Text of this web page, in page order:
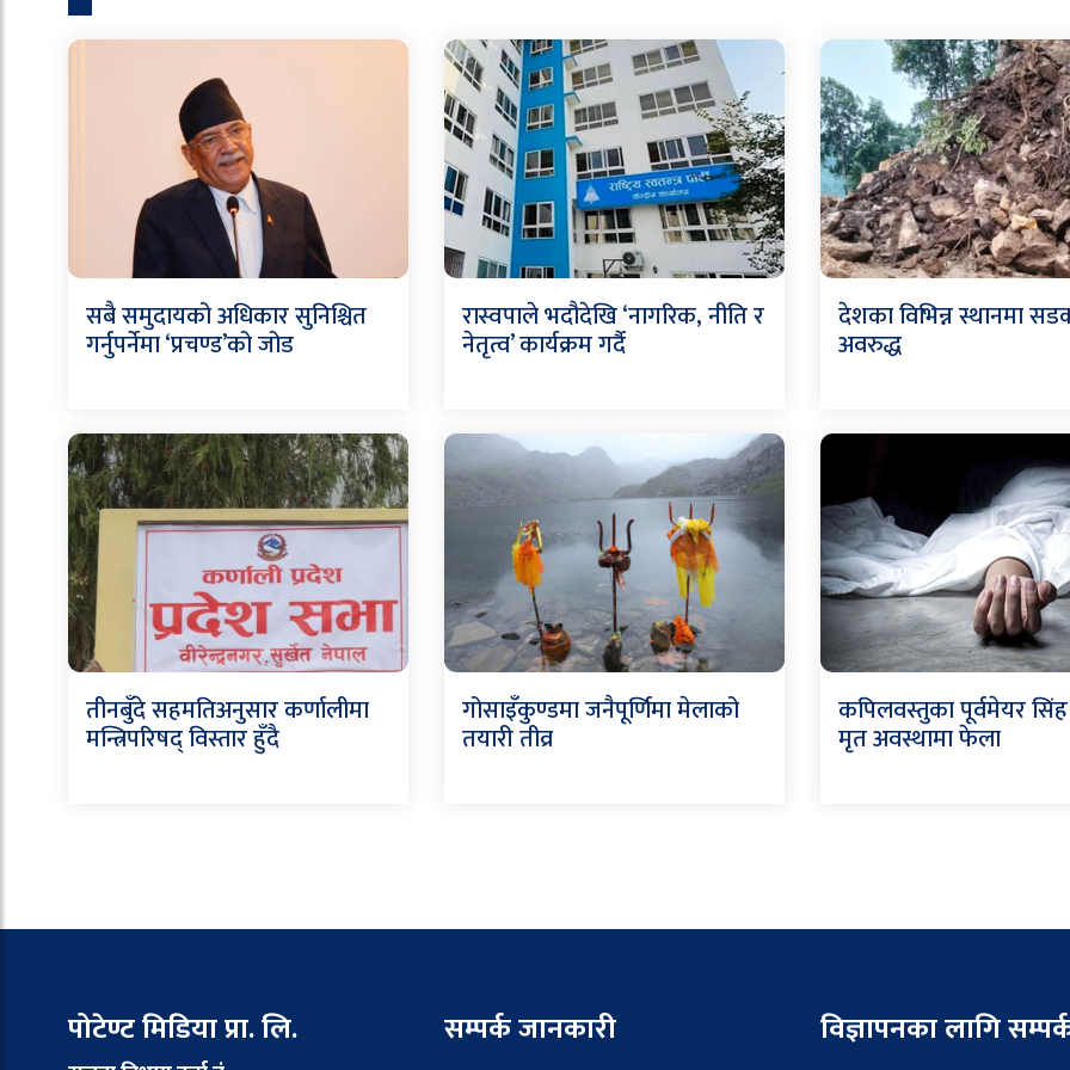
सबै समुदायको अधिकार सुनिश्चित
गर्नुपर्नेमा ‘प्रचण्ड’को जोड
रास्वपाले भदौदेखि ‘नागरिक, नीति र
नेतृत्व’ कार्यक्रम गर्दै
देशका विभिन्न स्थानमा
अवरुद्ध
तीनबुँदे सहमतिअनुसार कर्णालीमा
मन्त्रिपरिषद् विस्तार हुँदै
गोसाइँकुण्डमा जनैपूर्णिमा मेलाको
तयारी तीव्र
कपिलवस्तुका पूर्वमेयर
मृत अवस्थामा फेला
पोटेण्ट मिडिया प्रा. लि. सम्पर्क जानकारी विज्ञापनका लागि